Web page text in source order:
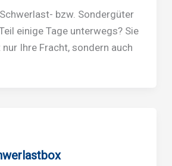
bzw. Sondergüter
einige Tage unterwegs? Sie
Ihre Fracht, sondern auch